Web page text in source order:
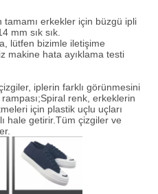
tamamı erkekler için büzgü ipli
mm sık sık.
lütfen bizimle iletişime
makine hata ayıklama testi
iplerin farklı görünmesini
renk, erkeklerin
için plastik uçlu uçları
hale getirir.Tüm çizgiler ve